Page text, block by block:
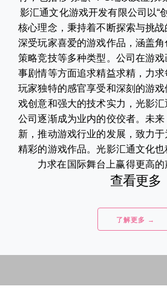
影汇通文化游戏开发有限公司以“
核心理念，秉持着不断探索与挑
深受玩家喜爱的游戏作品，涵盖角
策略竞技等多种类型。公司在游
事剧情等方面追求精益求精，力
玩家独特的感官享受和深刻的游
戏创意和强大的技术实力，光影
公司逐渐成为业内的佼佼者。未
新，推动游戏行业的发展，致力
精彩的游戏作品。光影汇通文化也
力求在国际舞台上赢得更高
查看更多
了解更多 →